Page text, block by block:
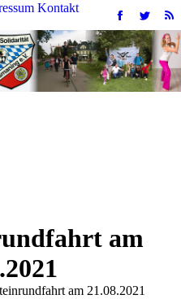
Kontakt
Facebook
page
opens
in
new
Twitter
page
opens
in
new
in
am
am 21.08.2021